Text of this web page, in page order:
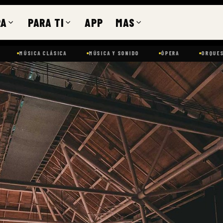
PARA TI APP MAS
MÚSICA Y SONIDO ÓPERA ORQUESTA